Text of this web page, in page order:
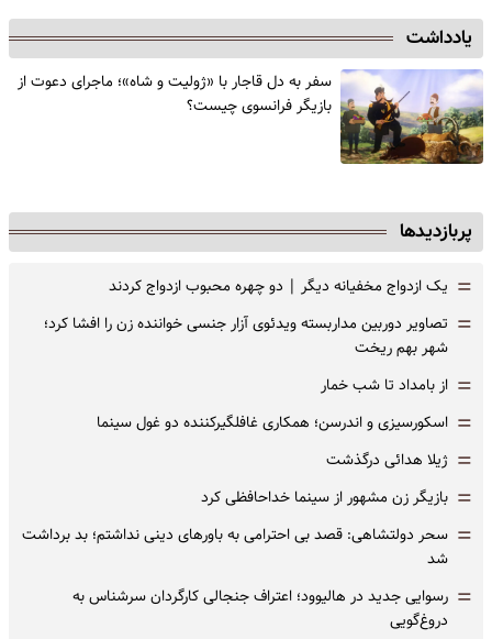
یادداشت
سفر به دل قاجار با «ژولیت و شاه»؛ ماجرای دعوت از
‌بازیگر فرانسوی چیست؟
پربازدیدها
= یک ازدواج مخفیانه دیگر | دو چهره محبوب ازدواج کردند
= تصاویر دوربین مداربسته ویدئوی آزار جنسی خواننده زن را افشا کرد؛
شهر بهم ریخت
= از بامداد تا شب خمار
= اسکورسیزی و اندرسن؛ همکاری غافلگیرکننده دو غول سینما
= ژیلا هدائی درگذشت
= بازیگر زن مشهور از سینما خداحافظی کرد
= سحر دولتشاهی: قصد بی احترامی به باورهای دینی نداشتم؛ بد برداشت
شد
= رسوایی جدید در هالیوود؛ اعتراف جنجالی کارگردان سرشناس به
دروغ‌گویی